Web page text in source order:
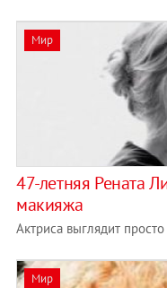
Мир
47-летняя Рената
макияжа
Актриса выглядит
Мир